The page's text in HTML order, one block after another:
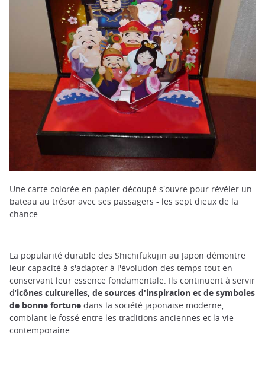
Une carte colorée en papier découpé s'ouvre pour révéler un
bateau au trésor avec ses passagers - les sept dieux de la
chance.
La popularité durable des Shichifukujin au Japon démontre
leur capacité à s'adapter à l'évolution des temps tout en
conservant leur essence fondamentale. Ils continuent à servir
d'icônes culturelles, de sources d'inspiration et de symboles
de bonne fortune dans la société japonaise moderne,
comblant le fossé entre les traditions anciennes et la vie
contemporaine.